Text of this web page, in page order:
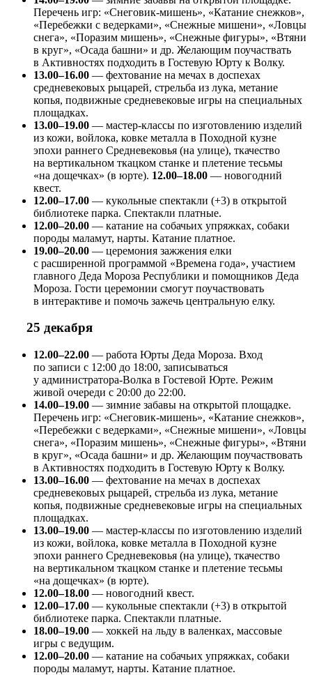
Перечень игр: «Снеговик-мишень», «Катание снежков»,
«Перебежки с ведерками», «Снежные мишени», «Ловцы
снега», «Поразим мишень», «Снежные фигуры», «Втяни
в круг», «Осада башни» и др. Желающим поучаствать
в Активностях подходить в Гостевую Юрту к Волку.
13.00–16.00 — фехтование на мечах в доспехах
средневековых рыцарей, стрельба из лука, метание
копья, подвижные средневековые игры на специальных
площадках.
13.00–19.00 — мастер-классы по изготовлению изделий
из кожи, войлока, ковке металла в Походной кузне
эпохи раннего Средневековья (на улице), ткачество
на вертикальном ткацком станке и плетение тесьмы
«на дощечках» (в юрте). 12.00–18.00 — новогодний
квест.
12.00–17.00 — кукольные спектакли (+3) в открытой
библиотеке парка. Спектакли платные.
12.00–20.00 — катание на собачьих упряжках, собаки
породы маламут, нарты. Катание платное.
19.00–20.00 — церемония зажжения елки
с расширенной программой «Времена года», участием
главного Деда Мороза Республики и помощников Деда
Мороза. Гости церемонии смогут поучаствовать
в интерактиве и помочь зажечь центральную елку.
25 декабря
12.00–22.00 — работа Юрты Деда Мороза. Вход
по записи с 12:00 до 18:00, записываться
у администратора-Волка в Гостевой Юрте. Режим
живой очереди с 20:00 до 22:00.
14.00–19.00 — зимние забавы на открытой площадке.
Перечень игр: «Снеговик-мишень», «Катание снежков»,
«Перебежки с ведерками», «Снежные мишени», «Ловцы
снега», «Поразим мишень», «Снежные фигуры», «Втяни
в круг», «Осада башни» и др. Желающим поучаствовать
в Активностях подходить в Гостевую Юрту к Волку.
13.00–16.00 — фехтование на мечах в доспехах
средневековых рыцарей, стрельба из лука, метание
копья, подвижные средневековые игры на специальных
площадках.
13.00–19.00 — мастер-классы по изготовлению изделий
из кожи, войлока, ковке металла в Походной кузне
эпохи раннего Средневековья (на улице), ткачество
на вертикальном ткацком станке и плетение тесьмы
«на дощечках» (в юрте).
12.00–18.00 — новогодний квест.
12.00–17.00 — кукольные спектакли (+3) в открытой
библиотеке парка. Спектакли платные.
18.00–19.00 — хоккей на льду в валенках, массовые
игры с ведущим.
12.00–20.00 — катание на собачьих упряжках, собаки
породы маламут, нарты. Катание платное.